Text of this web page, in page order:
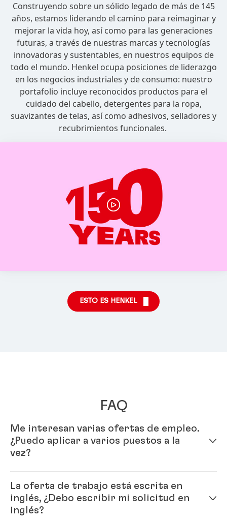
Construyendo sobre un sólido legado de más de 145
años, estamos liderando el camino para reimaginar y
mejorar la vida hoy, así como para las generaciones
futuras, a través de nuestras marcas y tecnologías
innovadoras y sustentables, en nuestros equipos de
todo el mundo. Henkel ocupa posiciones de liderazgo
en los negocios industriales y de consumo: nuestro
portafolio incluye reconocidos productos para el
cuidado del cabello, detergentes para la ropa,
suavizantes de telas, así como adhesivos, selladores y
recubrimientos funcionales.
ESTO ES HENKEL
FAQ
Me interesan varias ofertas de empleo.
¿Puedo aplicar a varios puestos a la
vez?
de solicitud en línea y una vez completo, puedes
aplicar a varios puestos.
La oferta de trabajo está escrita en
inglés, ¿Debo escribir mi solicitud en
inglés?